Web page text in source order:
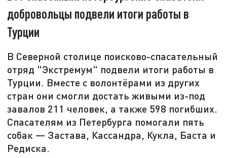
добровольцы подвели итоги работы в
Турции
В Северной столице поисково-спасательный
отряд "Экстремум" подвели итоги работы в
Турции. Вместе с волонтёрами из других
стран они смогли достать живыми из-под
завалов 211 человек, а также 598 погибших.
Спасателям из Петербурга помогали пять
собак — Застава, Кассандра, Кукла, Баста и
Редиска.